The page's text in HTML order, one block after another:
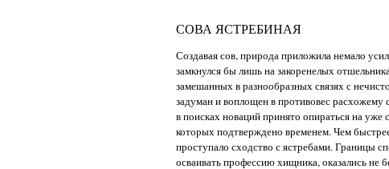
СОВА ЯСТРЕБИНАЯ
Создавая сов, природа приложила немало
замкнулся бы лишь на закоренелых
замешанных в разнообразных связях с
задуман и воплощен в противовес расхожему
в поисках новаций принято опираться на уже
которых подтверждено временем. Чем
проступало сходство с ястребами. Границы
осваивать профессию хищника, оказались не